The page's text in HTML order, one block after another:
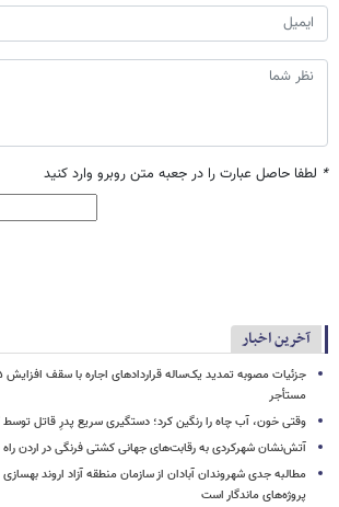
* لطفا حاصل عبارت را در جعبه متن روبرو وارد کنید
آخرین اخبار
مستأجر
وقتی خون، آب چاه را رنگین کرد؛ دستگیری سریع پدرِ قاتل توسط
آتش‌نشان شهرکردی به رقابت‌های جهانی کشتی فرنگی در اردن
مطالبه جدی شهروندان آبادان از سازمان منطقه آزاد اروند بهسازی
پروژه‌های ماندگار است